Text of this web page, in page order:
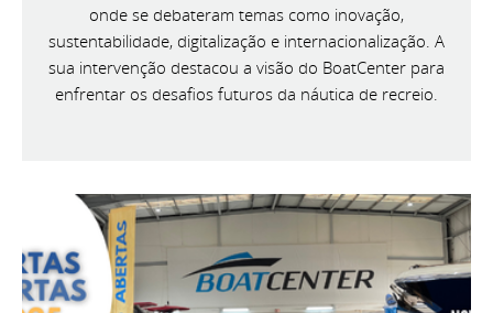
onde se debateram temas como inovação,
sustentabilidade, digitalização e internacionalização. A
sua intervenção destacou a visão do BoatCenter para
enfrentar os desafios futuros da náutica de recreio.